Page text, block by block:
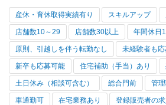
産休・育休取得実績有り スキルアップ
店舗数10～29 店舗数30以上 年間休日
原則、引越しを伴う転勤なし 未経験者も
新卒も応募可能 住宅補助（手当）あり
土日休み（相談可含む） 総合門前 管
車通勤可 在宅業務あり 登録販売者の求